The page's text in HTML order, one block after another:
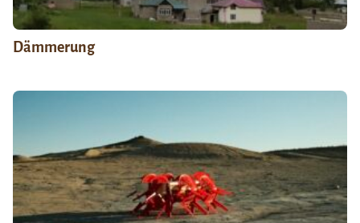
Dämmerung